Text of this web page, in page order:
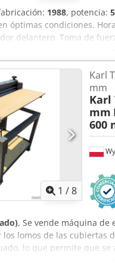
1988, potencia:
óptimas condiciones.
delantero. Toma de
Ubicación: null. Cedpfx
1 /8
Karl
mm
Karl
mm
600
, Se vende máquina de
lomos de las cubiertas
lo que permite que
está equipada con